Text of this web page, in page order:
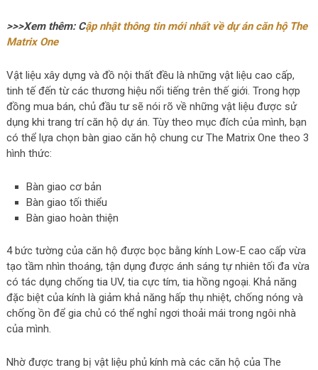
>>>Xem thêm: Cập nhật thông tin mới nhất về dự án căn hộ The
Matrix One
Vật liệu xây dựng và đồ nội thất đều là những vật liệu cao cấp,
tinh tế đến từ các thương hiệu nổi tiếng trên thế giới. Trong hợp
đồng mua bán, chủ đầu tư sẽ nói rõ về những vật liệu được sử
dụng khi trang trí căn hộ dự án. Tùy theo mục đích của mình, bạn
có thể lựa chọn bàn giao căn hộ chung cư The Matrix One theo 3
hình thức:
Bàn giao cơ bản
Bàn giao tối thiểu
Bàn giao hoàn thiện
4 bức tường của căn hộ được bọc bằng kính Low-E cao cấp vừa
tạo tầm nhìn thoáng, tận dụng được ánh sáng tự nhiên tối đa vừa
có tác dụng chống tia UV, tia cực tím, tia hồng ngoại. Khả năng
đặc biệt của kính là giảm khả năng hấp thụ nhiệt, chống nóng và
chống ồn để gia chủ có thể nghỉ ngơi thoải mái trong ngôi nhà
của mình.
Nhờ được trang bị vật liệu phủ kính mà các căn hộ của The